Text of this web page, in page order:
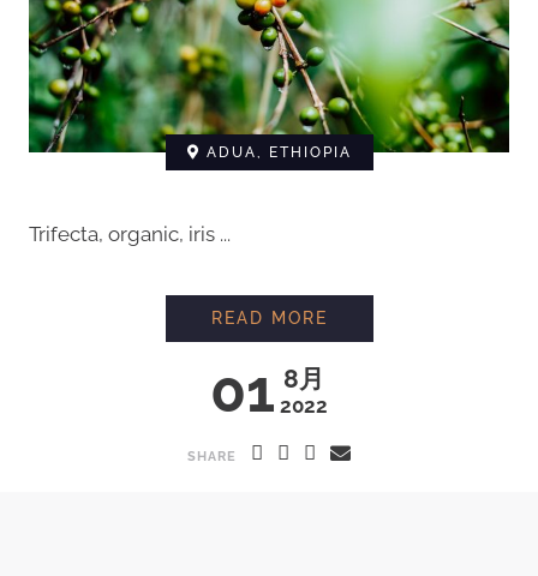
ADUA, ETHIOPIA
Trifecta, organic, iris ...
01 8月
2022
READ MORE
SHARE